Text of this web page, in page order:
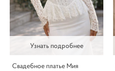
Узнать подробнее
Свадебное платье Мия